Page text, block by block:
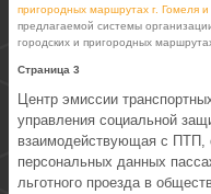
пригородных маршрутах г. Гомеля и
предлагаемой системы
городских и пригородных
Страница 3
Центр эмиссии
управления социальной
взаимодействующая с ПТП,
персональных данных
льготного проезда в